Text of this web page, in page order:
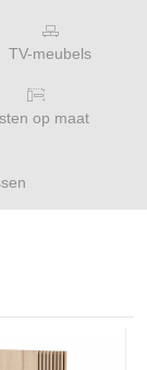
TV-meubels
op maat